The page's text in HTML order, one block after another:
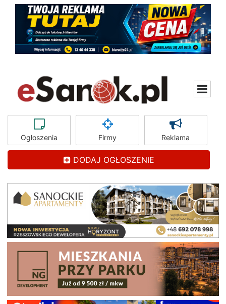
Ogłoszenia Firmy Reklama
DODAJ OGŁOSZENIE